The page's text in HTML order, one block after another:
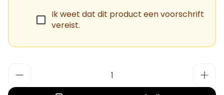
Ik weet dat dit product een voorschrift
vereist.